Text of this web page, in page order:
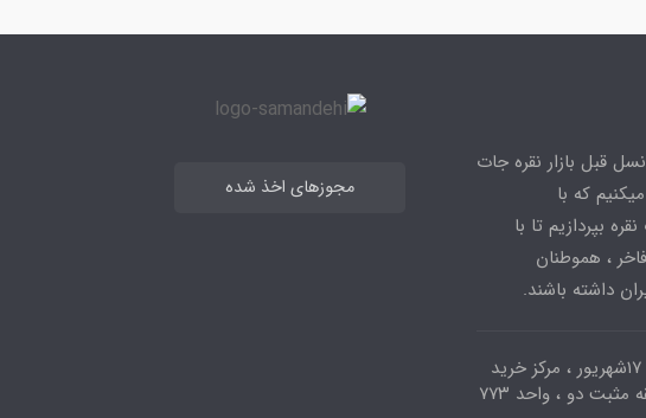
قبل بازار نقره جات
که با
بپردازیم تا با
، هموطنان
داشته باشند.
مشهد ، میدان ۱۷شهریور ، مرکز خرید
مجوزهای اخذ شده